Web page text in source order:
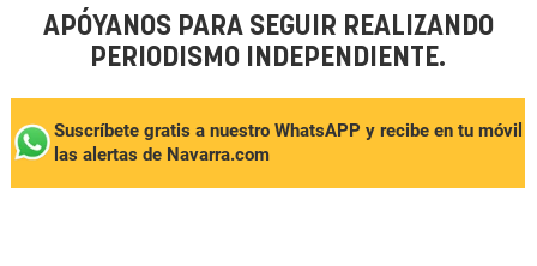
APÓYANOS PARA SEGUIR REALIZANDO
PERIODISMO INDEPENDIENTE.
Suscríbete gratis a nuestro WhatsAPP y recibe en tu móvil
las alertas de Navarra.com